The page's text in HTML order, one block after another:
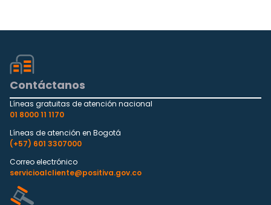
Contáctanos
Líneas gratuitas de atención nacional
01 8000 11 1170
Líneas de atención en Bogotá
(+57) 601 3307000
Correo electrónico
servicioalcliente@positiva.gov.co